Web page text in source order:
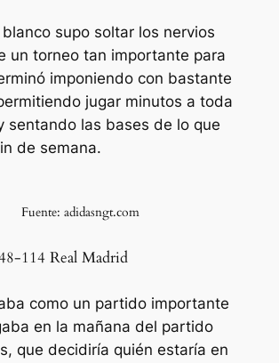
supo soltar los nervios
un torneo tan importante para
imponiendo con bastante
jugar minutos a toda
sentando las bases de lo que
de semana.
Fuente: adidasngt.com
114 Real Madrid
como un partido importante
en la mañana del partido
que decidiría quién estaría en